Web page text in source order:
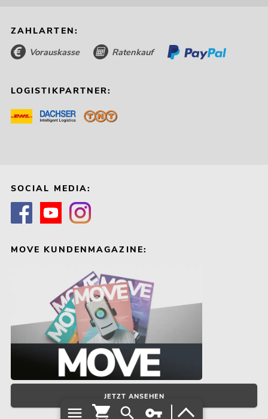
ZAHLARTEN:
Vorauskasse Ratenkauf
LOGISTIKPARTNER:
SOCIAL MEDIA:
MOVE KUNDENMAGAZINE:
JETZT ANSEHEN